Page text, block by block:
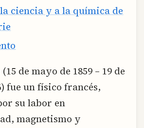
ciencia y a la química de
de mayo de 1859 – 19 de
fue un físico francés,
su labor en
magnetismo y